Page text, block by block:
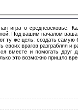
игра о средневековье.
Под вашим началом
ту же цель: создать
своих врагов разграбляя
вместе и помогать
это возможно пришло